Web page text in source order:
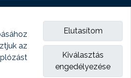
az
Elutasítom
Kiválasztás
engedélyezése
szoftver